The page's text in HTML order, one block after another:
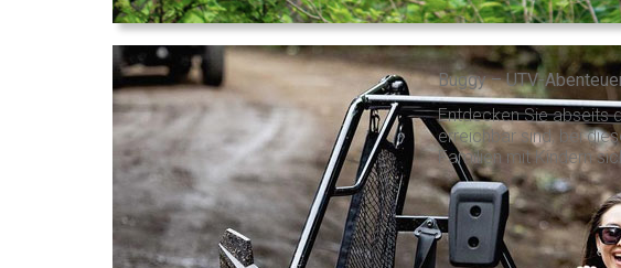
Buggy – UTV-
Entdecken Sie abseits
erreichbar sind, bei
Familien mit Kindern